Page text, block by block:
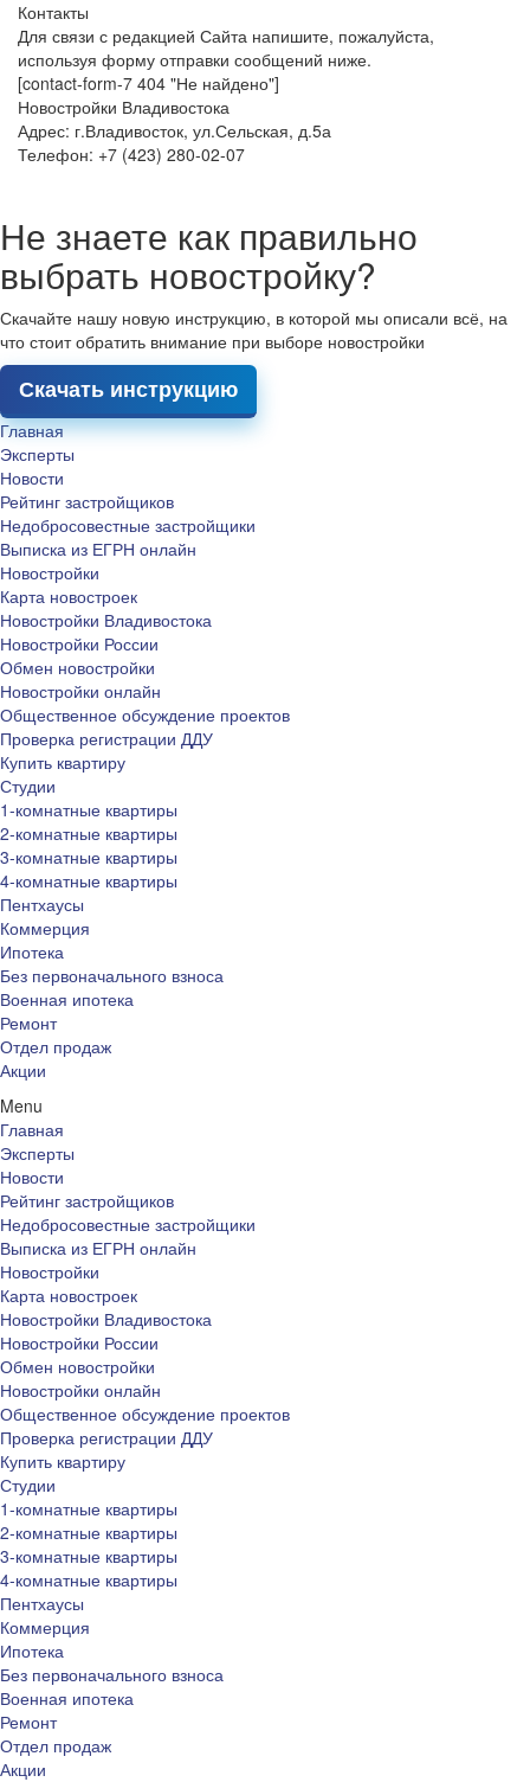
Контакты
Для связи с редакцией Сайта напишите, пожалуйста,
используя форму отправки сообщений ниже.
[contact-form-7 404 "Не найдено"]
Новостройки Владивостока
Адрес: г.Владивосток, ул.Сельская, д.5а
Телефон: +7 (423) 280-02-07
Не знаете как правильно
выбрать новостройку?
Скачайте нашу новую инструкцию, в которой мы описали всё, на
что стоит обратить внимание при выборе новостройки
Скачать инструкцию
Главная
Эксперты
Новости
Рейтинг застройщиков
Недобросовестные застройщики
Выписка из ЕГРН онлайн
Новостройки
Карта новостроек
Новостройки Владивостока
Новостройки России
Обмен новостройки
Новостройки онлайн
Общественное обсуждение проектов
Проверка регистрации ДДУ
Купить квартиру
Студии
1-комнатные квартиры
2-комнатные квартиры
3-комнатные квартиры
4-комнатные квартиры
Пентхаусы
Коммерция
Ипотека
Без первоначального взноса
Военная ипотека
Ремонт
Отдел продаж
Акции
Menu
Главная
Эксперты
Новости
Рейтинг застройщиков
Недобросовестные застройщики
Выписка из ЕГРН онлайн
Новостройки
Карта новостроек
Новостройки Владивостока
Новостройки России
Обмен новостройки
Новостройки онлайн
Общественное обсуждение проектов
Проверка регистрации ДДУ
Купить квартиру
Студии
1-комнатные квартиры
2-комнатные квартиры
3-комнатные квартиры
4-комнатные квартиры
Пентхаусы
Коммерция
Ипотека
Без первоначального взноса
Военная ипотека
Ремонт
Отдел продаж
Акции